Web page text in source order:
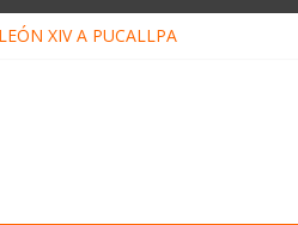
XIV A PUCALLPA